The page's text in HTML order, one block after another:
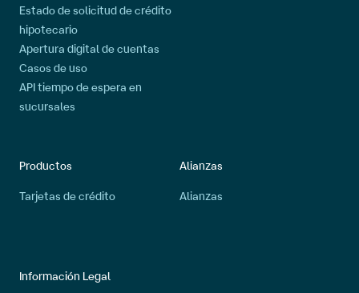
Estado de solicitud de crédito
hipotecario
Apertura digital de cuentas
Casos de uso
API tiempo de espera en
sucursales
Productos
Tarjetas de crédito
Alianzas
Alianzas
Información Legal